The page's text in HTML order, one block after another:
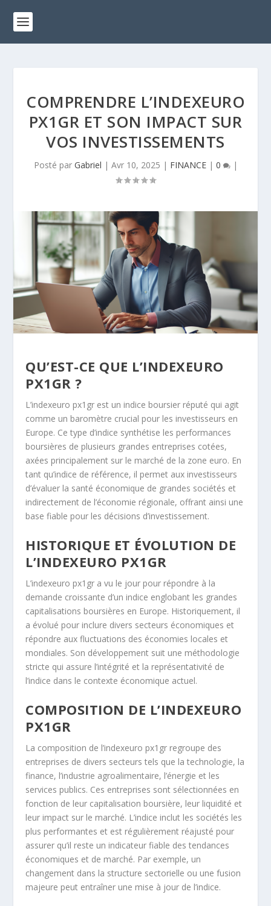
COMPRENDRE L’INDEXEURO
PX1GR ET SON IMPACT SUR
VOS INVESTISSEMENTS
Posté par Gabriel | Avr 10, 2025 | FINANCE| 0 |
QU’EST-CE QUE L’INDEXEURO
PX1GR ?
L’indexeuro px1gr est un indice boursier réputé qui agit
comme un baromètre crucial pour les investisseurs en
Europe. Ce type d’indice synthétise les performances
boursières de plusieurs grandes entreprises cotées,
axées principalement sur le marché de la zone euro. En
tant qu’indice de référence, il permet aux investisseurs
d’évaluer la santé économique de grandes sociétés et
indirectement de l’économie régionale, offrant ainsi une
base fiable pour les décisions d’investissement.
HISTORIQUE ET ÉVOLUTION DE
L’INDEXEURO PX1GR
L’indexeuro px1gr a vu le jour pour répondre à la
demande croissante d’un indice englobant les grandes
capitalisations boursières en Europe. Historiquement, il
a évolué pour inclure divers secteurs économiques et
répondre aux fluctuations des économies locales et
mondiales. Son développement suit une méthodologie
stricte qui assure l’intégrité et la représentativité de
l’indice dans le contexte économique actuel.
COMPOSITION DE L’INDEXEURO
PX1GR
La composition de l’indexeuro px1gr regroupe des
entreprises de divers secteurs tels que la technologie, la
finance, l’industrie agroalimentaire, l’énergie et les
services publics. Ces entreprises sont sélectionnées en
fonction de leur capitalisation boursière, leur liquidité et
leur impact sur le marché. L’indice inclut les sociétés les
plus performantes et est régulièrement réajusté pour
assurer qu’il reste un indicateur fiable des tendances
économiques et de marché. Par exemple, un
changement dans la structure sectorielle ou une fusion
majeure peut entraîner une mise à jour de l’indice.